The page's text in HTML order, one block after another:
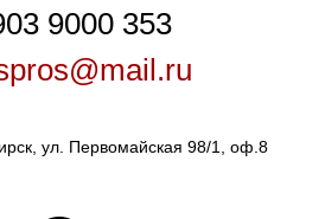
9000 353
ул. Первомайская 98/1, оф.8